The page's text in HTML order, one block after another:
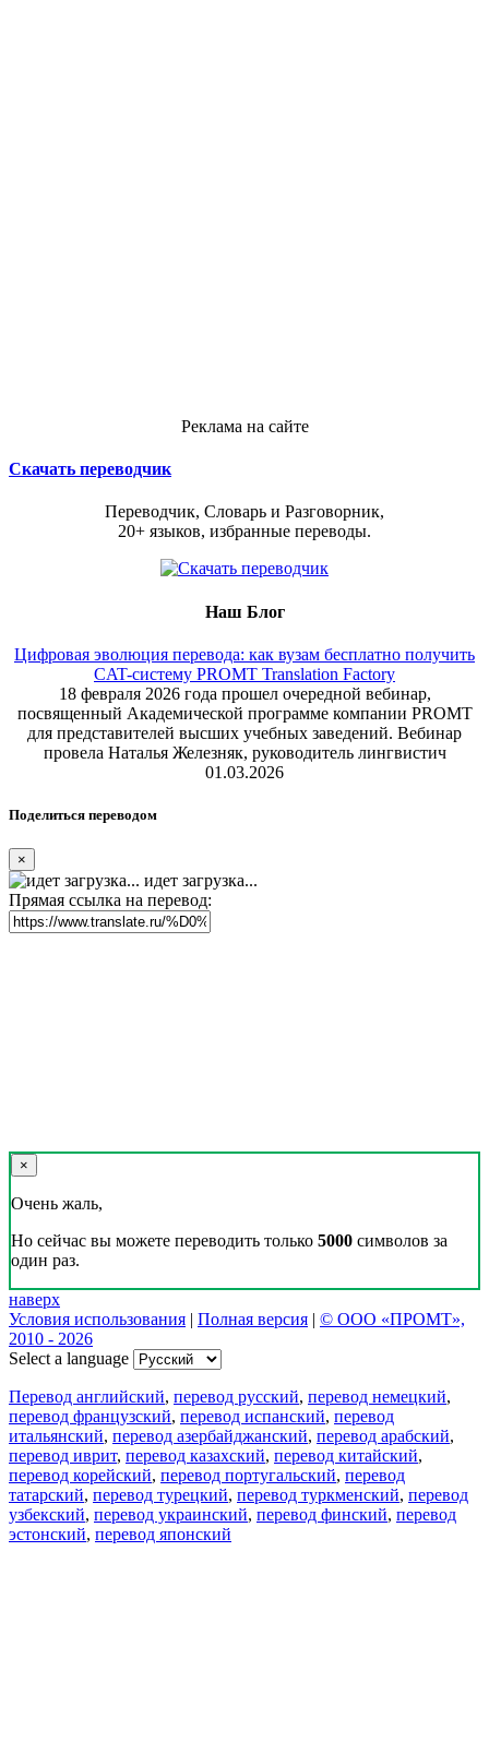
Реклама на сайте
Скачать переводчик
Переводчик, Словарь и Разговорник,
20+ языков, избранные переводы.
Наш Блог
Цифровая эволюция перевода: как вузам бесплатно получить
CAT-систему PROMT Translation Factory
18 февраля 2026 года прошел очередной вебинар,
посвященный Академической программе компании PROMT
для представителей высших учебных заведений. Вебинар
провела Наталья Железняк, руководитель лингвистич
01.03.2026
Поделиться переводом
×
идет загрузка...
Прямая ссылка на перевод:
×
Очень жаль,
Но сейчас вы можете переводить только 5000 символов за
один раз.
наверх
Условия использования | Полная версия | © ООО «ПРОМТ»,
2010 - 2026
Select a language
Перевод английский, перевод русский, перевод немецкий,
перевод французский, перевод испанский, перевод
итальянский, перевод азербайджанский, перевод арабский,
перевод иврит, перевод казахский, перевод китайский,
перевод корейский, перевод португальский, перевод
татарский, перевод турецкий, перевод туркменский, перевод
узбекский, перевод украинский, перевод финский, перевод
эстонский, перевод японский